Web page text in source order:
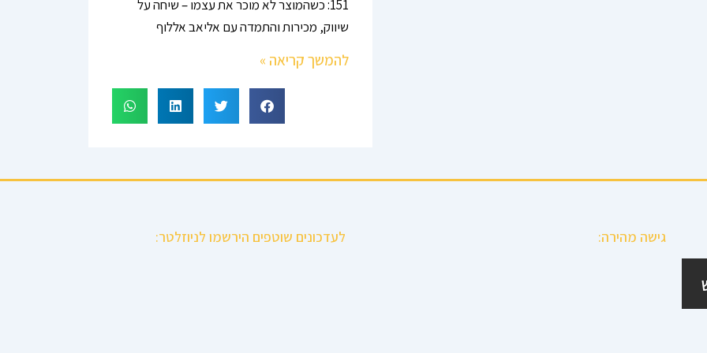
151: כשהמוצר לא מוכר את עצמו – שיחה על
שיווק, מכירות והתמדה עם אליאב אללוף
להמשך קריאה »
גישה מהירה: לעדכונים שוטפים הירשמו לניוזלטר: